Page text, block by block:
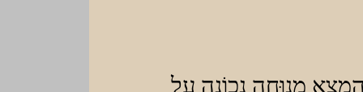
מְנוּחָה נְכוֹנָה עַל